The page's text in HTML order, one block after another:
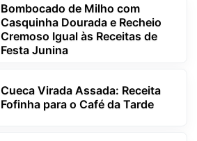
Bombocado de Milho com
Casquinha Dourada e Recheio
Cremoso Igual às Receitas de
Festa Junina
Cueca Virada Assada: Receita
Fofinha para o Café da Tarde